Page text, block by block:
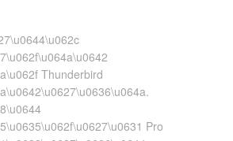
Thunderbird
Pro